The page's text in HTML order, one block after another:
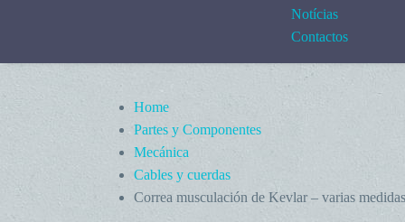
Notícias
Contactos
Home
Partes y Componentes
Mecánica
Cables y cuerdas
Correa musculación de Kevlar – varias medidas